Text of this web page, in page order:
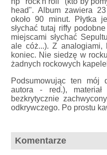
head". Album zawiera
około 90 minut. Płytka
słychać tutaj riffy
miejscami słychać
ale cóż...). Z analogiami,
koniec. Nie siedzę w
żadnych rockowych
Podsumowując ten mój
autora - red.),
bezkrytycznie
odkrywczego. Po prostu
Komentarze